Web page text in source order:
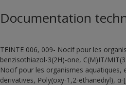
Documentation
TEINTE 006, 009- Nocif pour les
benzisothiazol-3(2H)-one, C(M)IT/
Nocif pour les organismes
derivatives, Poly(oxy-1,2-ethanediyl),